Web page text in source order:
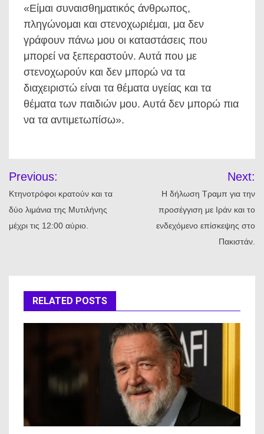
«Είμαι συναισθηματικός άνθρωπος,
πληγώνομαι και στενοχωριέμαι, μα δεν
γράφουν πάνω μου οι καταστάσεις που
μπορεί να ξεπεραστούν. Αυτά που με
στενοχωρούν και δεν μπορώ να τα
διαχειριστώ είναι τα θέματα υγείας και τα
θέματα των παιδιών μου. Αυτά δεν μπορώ πια
να τα αντιμετωπίσω».
άρθρων
Previous:
Κτηνοτρόφοι κρατούν και τα
δύο λιμάνια της Μυτιλήνης
μέχρι τις 12:00 αύριο.
Next:
Η δήλωση Τραμπ για την
προσέγγιση με Ιράν και το
ενδεχόμενο επίσκεψης στο
Πακιστάν.
RELATED POSTS